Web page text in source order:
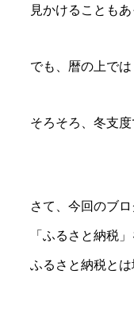
見かけることもあ
でも、暦の上では
そろそろ、冬支度
さて、今回のブロ
「ふるさと納税
ふるさと納税とは